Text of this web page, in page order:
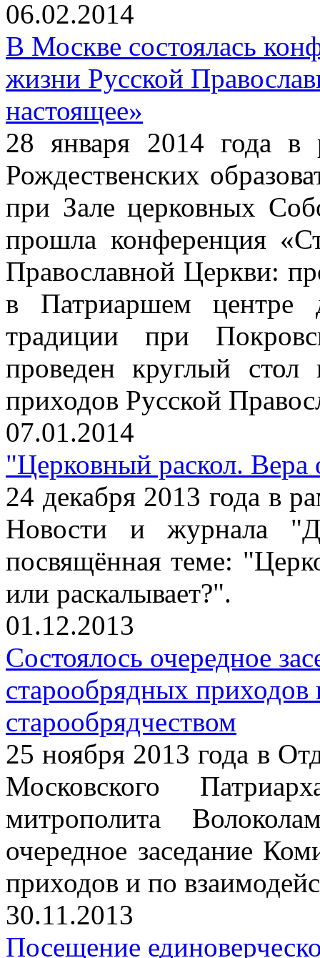
06.02.2014
В Москве состоялась
жизни Русской
настоящее»
28 января 2014 года
Рождественских
при Зале церковных
прошла конференция
Православной Церкви:
в Патриаршем центре
традиции при
проведен круглый
приходов Русской
07.01.2014
"Церковный раскол. Вера
24 декабря 2013 года в
Новости и журнала
посвящённая теме:
или раскалывает?".
01.12.2013
Состоялось очередное
старообрядных
старообрядчеством
25 ноября 2013 года в
Московского
митрополита
очередное заседание
приходов и по
30.11.2013
Посещение